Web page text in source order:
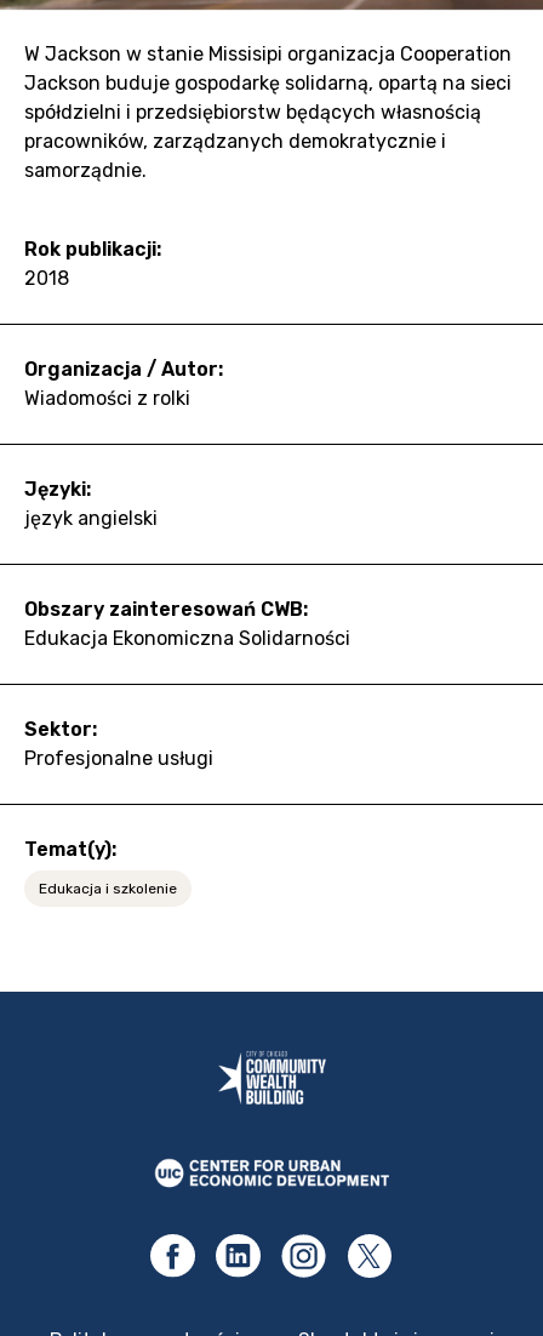
W Jackson w stanie Missisipi organizacja Cooperation
Jackson buduje gospodarkę solidarną, opartą na sieci
spółdzielni i przedsiębiorstw będących własnością
pracowników, zarządzanych demokratycznie i
samorządnie.
Rok publikacji:
2018
Organizacja / Autor:
Wiadomości z rolki
Języki:
język angielski
Obszary zainteresowań CWB:
Edukacja Ekonomiczna Solidarności
Sektor:
Profesjonalne usługi
Temat(y):
Edukacja i szkolenie